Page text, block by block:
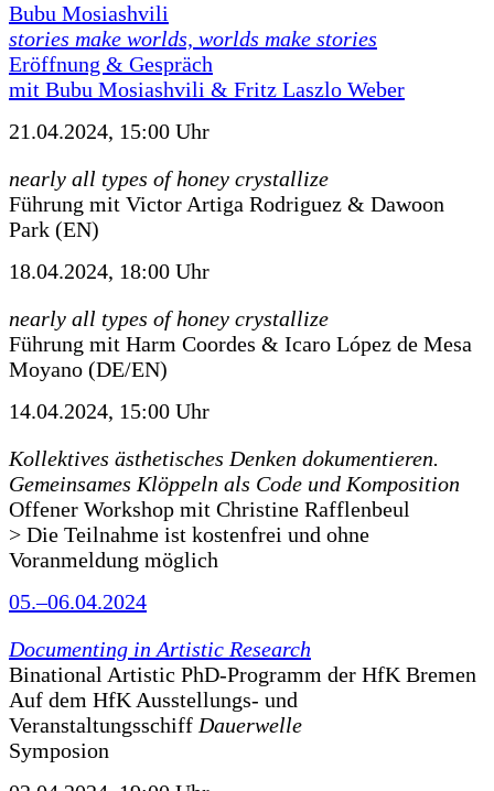
Bubu Mosiashvili
stories make worlds, worlds make stories
Eröffnung & Gespräch
mit Bubu Mosiashvili & Fritz Laszlo Weber
21.04.2024, 15:00 Uhr
nearly all types of honey crystallize
Führung mit Victor Artiga Rodriguez & Dawoon
Park (EN)
18.04.2024, 18:00 Uhr
nearly all types of honey crystallize
Führung mit Harm Coordes & Icaro López de Mesa
Moyano (DE/EN)
14.04.2024, 15:00 Uhr
Kollektives ästhetisches Denken dokumentieren.
Gemeinsames Klöppeln als Code und Komposition
Offener Workshop mit Christine Rafflenbeul
> Die Teilnahme ist kostenfrei und ohne
Voranmeldung möglich
05.–06.04.2024
Documenting in Artistic Research
Binational Artistic PhD-Programm der HfK Bremen
Auf dem HfK Ausstellungs- und
Veranstaltungsschiff Dauerwelle
Symposion